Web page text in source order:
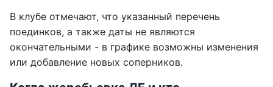
В клубе отмечают, что указанный перечень
поединков, а также даты не являются
окончательными - в графике возможны изменения
или добавление новых соперников.